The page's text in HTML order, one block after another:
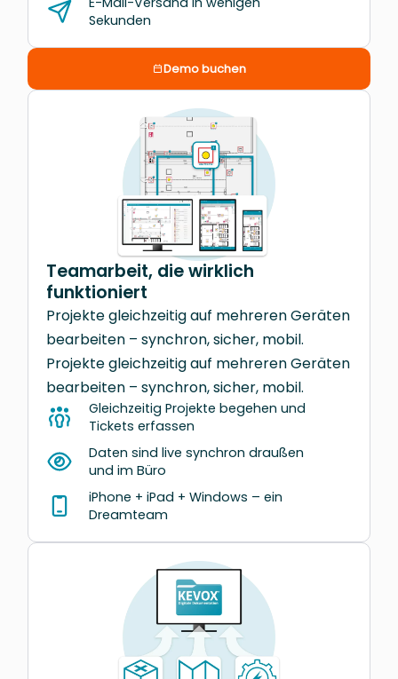
Sekunden
Demo buchen
Teamarbeit, die wirklich
funktioniert
Projekte gleichzeitig auf mehreren Geräten
bearbeiten – synchron, sicher, mobil.
Projekte gleichzeitig auf mehreren Geräten
bearbeiten – synchron, sicher, mobil.
Gleichzeitig Projekte begehen und
Tickets erfassen
Daten sind live synchron draußen
und im Büro
iPhone + iPad + Windows – ein
Dreamteam